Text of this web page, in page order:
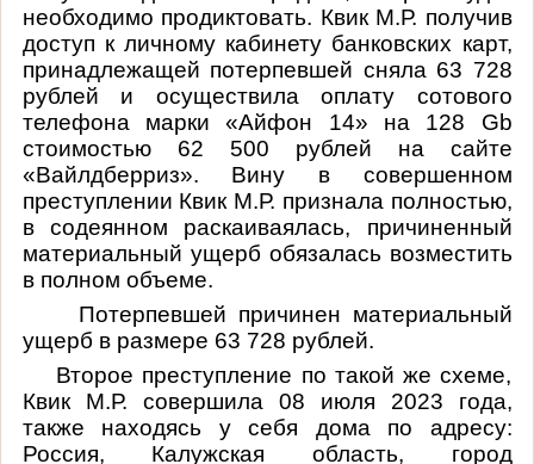
необходимо продиктовать. Квик М.Р. получив
доступ к личному кабинету банковских карт,
принадлежащей потерпевшей сняла 63 728
рублей и осуществила оплату сотового
телефона марки «Айфон 14» на 128 Gb
стоимостью 62 500 рублей на сайте
«Вайлдберриз». Вину в совершенном
преступлении Квик М.Р. признала полностью,
в содеянном раскаиваялась, причиненный
материальный ущерб обязалась возместить
в полном объеме.
Потерпевшей причинен материальный
ущерб в размере 63 728 рублей.
Второе преступление по такой же схеме,
Квик М.Р. совершила 08 июля 2023 года,
также находясь у себя дома по адресу:
Россия, Калужская область, город